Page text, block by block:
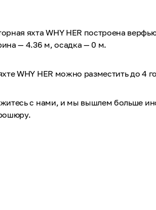
яхта WHY HER построена
— 4.36 м, осадка — 0 м.
WHY HER можно разместить до 4
с нами, и мы вышлем больше